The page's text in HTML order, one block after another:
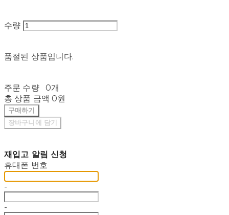
수량
품절된 상품입니다.
주문 수량
0개
총 상품 금액 0원
구매하기
장바구니에 담기
재입고 알림 신청
휴대폰 번호
-
-